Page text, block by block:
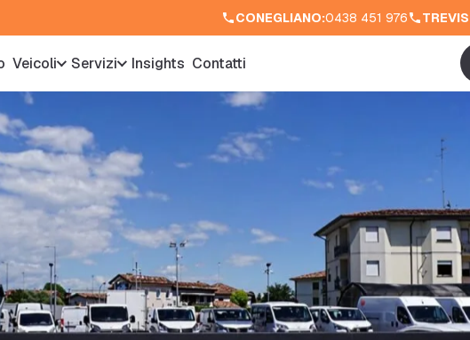
CONEGLIANO:0438 451 976
Veicoli Servizi Insights Contatti